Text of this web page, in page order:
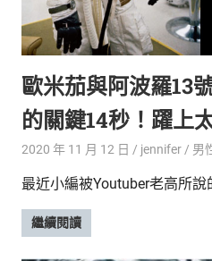
歐米茄與阿波羅13
的關鍵14秒！躍上
2020 年 11 月 12 日 jennifer 男
最近小編被Youtuber老高所
繼續閱讀